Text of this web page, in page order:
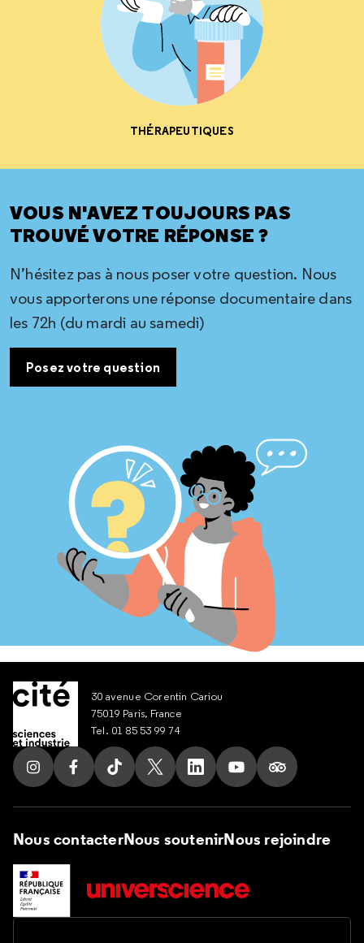
THÉRAPEUTIQUES
VOUS N'AVEZ TOUJOURS PAS
TROUVÉ VOTRE RÉPONSE ?
N’hésitez pas à nous poser votre question. Nous
vous apporterons une réponse documentaire dans
les 72h (du mardi au samedi)
Posez votre question
30 avenue Corentin Cariou
75019 Paris, France
Tel. 01 85 53 99 74
Suivez nous sur Instagram
Suivez nous sur Facebook
Suivez nous sur Tik Tok
Suivez nous sur X
Suivez nous sur LinkedIn
Suivez nous sur
Suivez nous
Nous contacterNous soutenirNous rejoindre